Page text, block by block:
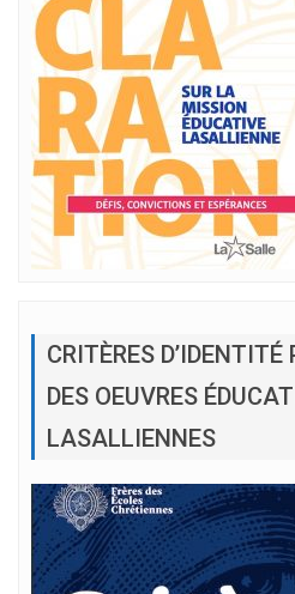
CRITÈRES
DES OEUVRES
LASALLIENNES